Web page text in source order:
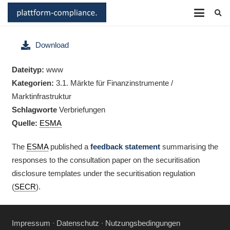
The ESMApublished a feedback statementsummarising the
responses to the consultation paper on the securitisation
disclosure templates under the securitisation regulation
(SECR).
Download
Dateityp: www
Kategorien: 3.1. Märkte für Finanzinstrumente /
Marktinfrastruktur
Schlagworte Verbriefungen
Quelle: ESMA
Impressum ∙ Datenschutz ∙ Nutzungsbedingungen